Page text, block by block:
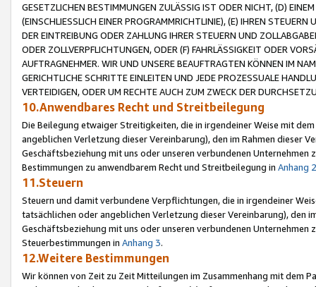
GESETZLICHEN BESTIMMUNGEN ZULÄSSIG IST ODER NICHT, (D)
(EINSCHLIESSLICH EINER PROGRAMMRICHTLINIE), (E) IHREN
DER EINTREIBUNG ODER ZAHLUNG IHRER STEUERN UND
ODER ZOLLVERPFLICHTUNGEN, ODER (F) FAHRLÄSSIGKEIT ODER
AUFTRAGNEHMER. WIR UND UNSERE BEAUFTRAGTEN KÖNNEN IM
GERICHTLICHE SCHRITTE EINLEITEN UND JEDE PROZESSUALE
VERTEIDIGEN, ODER UM RECHTE AUCH ZUM ZWECK DER
10.Anwendbares Recht und Streitbeilegung
Die Beilegung etwaiger Streitigkeiten, die in irgendeiner Weise mit
angeblichen Verletzung dieser Vereinbarung), den im Rahmen dieser
Geschäftsbeziehung mit uns oder unseren verbundenen
Bestimmungen zu anwendbarem Recht und Streitbeilegung in Anhang 2
11.Steuern
Steuern und damit verbundene Verpflichtungen, die in irgendeiner
tatsächlichen oder angeblichen Verletzung dieser Vereinbarung), den
Geschäftsbeziehung mit uns oder unseren verbundenen
Steuerbestimmungen in Anhang 3.
12.Weitere Bestimmungen
Wir können von Zeit zu Zeit Mitteilungen im Zusammenhang mit dem